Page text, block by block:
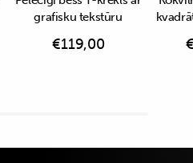
grafisku tekstūru
€119,00